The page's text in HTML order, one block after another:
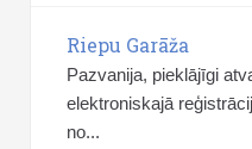
Riepu Garāža
Pazvanija, pieklājīgi
elektroniskajā
no...